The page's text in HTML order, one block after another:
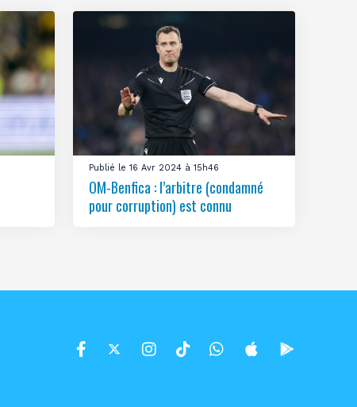
Publié le 16 Avr 2024 à 15h46
OM-Benfica : l’arbitre (condamné
pour corruption) est connu